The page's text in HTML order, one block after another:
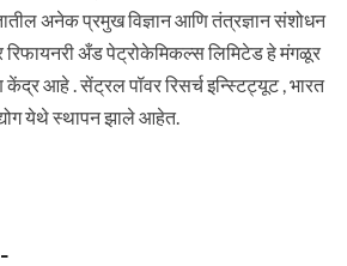
अनेक प्रमुख विज्ञान आणि तंत्रज्ञान संशोधन
अँड पेट्रोकेमिकल्स लिमिटेड हे मंगळूर
आहे . सेंट्रल पॉवर रिसर्च इन्स्टिट्यूट , भारत
येथे स्थापन झाले आहेत.